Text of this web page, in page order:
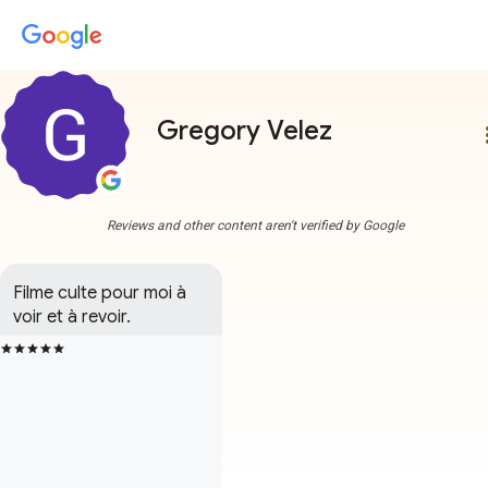
Gregory Velez
Reviews and other content aren't verified by Google
Filme culte pour moi à
voir et à revoir.